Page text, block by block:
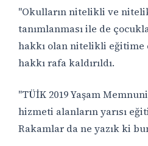
"Okulların nitelikli ve
tanımlanması ile de
hakkı olan nitelikli eğitime
hakkı rafa kaldırıldı.
"TÜİK 2019 Yaşam
hizmeti alanların yarısı
Rakamlar da ne yazık ki